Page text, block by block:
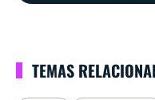
TEMAS